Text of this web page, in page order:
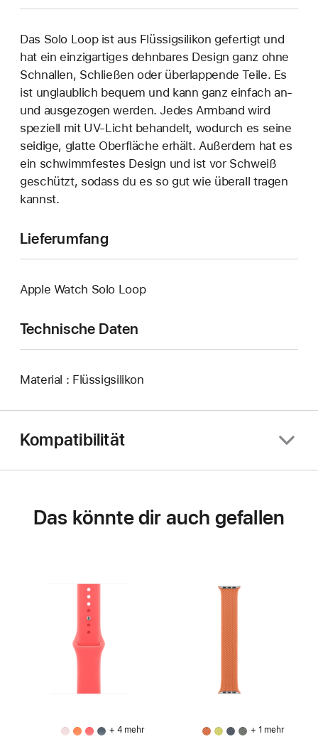
Das Solo Loop ist aus Flüssigsilikon gefertigt und
hat ein einzigartiges dehn­bares Design ganz ohne
Schnallen, Schließen oder überlappende Teile. Es
ist unglaublich bequem und kann ganz einfach an‑
und ausgezogen werden. Jedes Armband wird
speziell mit UV-Licht behandelt, wodurch es seine
seidige, glatte Oberfläche erhält. Außerdem hat es
ein schwimmfestes Design und ist vor Schweiß
geschützt, sodass du es so gut wie überall tragen
kannst.
Lieferumfang
Apple Watch Solo Loop
Technische Daten
Material : Flüssigsilikon
Kompatibilität
Das könnte dir auch gefallen
+ 4 mehr + 1 mehr